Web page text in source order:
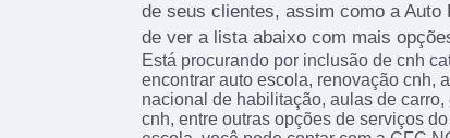
de seus clientes, assim como a Auto
de ver a lista abaixo com mais
Está procurando por inclusão de cnh
encontrar auto escola, renovação cnh,
nacional de habilitação, aulas de
cnh, entre outras opções de serviços